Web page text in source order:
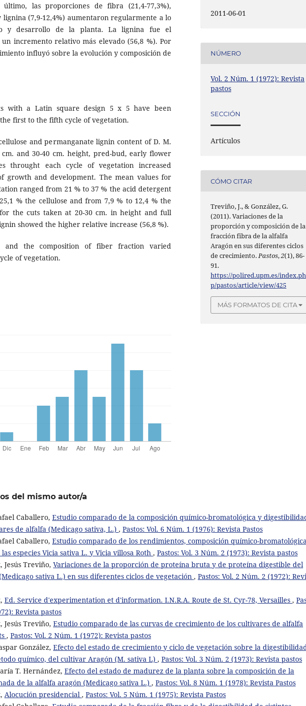
las proporciones de fibra (21,4-77,3%),
lignina (7,9-12,4%) aumentaron regularmente a lo
y desarrollo de la planta. La lignina fue el
incremento relativo más elevado (56,8 %). Por
influyó sobre la evolución y composición de
with a Latin square design 5 x 5 have been
first to the fifth cycle of vegetation.
and permanganate lignin content of D. M.
and 30-40 cm. height, pred-bud, early flower
throught each cycle of vegetation increased
growth and development. The mean values for
ranged from 21 % to 37 % the acid detergent
% the cellulose and from 7,9 % to 12,4 % the
the cuts taken at 20-30 cm. in height and full
showed the higher relative increase (56,8 %).
and the composition of fiber fraction varied
of vegetation.
2011-06-01
NÚMERO
Vol. 2 Núm. 1 (1972): Revista
pastos
SECCIÓN
Artículos
CÓMO CITAR
Treviño, J., & González, G.
(2011). Variaciones de la
proporción y composición de la
fracción fibra de la alfalfa
Aragón en sus diferentes ciclos
de crecimiento.Pastos,2(1), 86-
91.
https://polired.upm.es/index.ph
p/pastos/article/view/425
MÁS FORMATOS DE CITA
del mismo autor/a
Caballero, Estudio comparado de la composición químico-bromatológica y
de alfalfa (Medicago sativa, L.) , Pastos: Vol. 6 Núm. 1 (1976): Revista Pastos
Caballero, Estudio comparado de los rendimientos, composición químico-
especies Vicia sativa L. y Vicia villosa Roth , Pastos: Vol. 3 Núm. 2 (1973): Revista pastos
Jesús Treviño, Variaciones de la proporción de proteína bruta y de proteína digestible del
sativa L.) en sus diferentes ciclos de vegetación , Pastos: Vol. 2 Núm. 2 (1972):
Ed. Service d'experimentation et d'information. I.N.R.A. Route de St. Cyr-78, Versailles ,
Revista pastos
Jesús Treviño, Estudio comparado de las curvas de crecimiento de los cultivares de alfalfa
, Pastos: Vol. 2 Núm. 1 (1972): Revista pastos
González, Efecto del estado de crecimiento y ciclo de vegetación sobre la
químico, del cultivar Aragón (M. sativa L) , Pastos: Vol. 3 Núm. 2 (1973): Revista pastos
T. Hernández, Efecto del estado de madurez de la planta sobre la composición de la
de la alfalfa aragón (Medicago sativa L.) , Pastos: Vol. 8 Núm. 1 (1978): Revista Pastos
Alocución presidencial , Pastos: Vol. 5 Núm. 1 (1975): Revista Pastos